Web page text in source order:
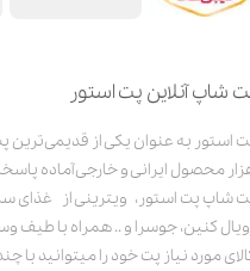
شاپ آنلاین پت استور
محصول ایرانی و خارجی آماده
شاپ پت استور، ویترینی از غذای
کنین، جوسرا و .. همراه با طیف
مورد نیاز پت خود را میتوانید با